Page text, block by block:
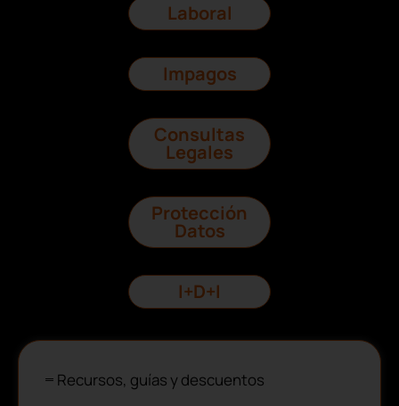
Laboral
Impagos
Consultas
Legales
Protección
Datos
I+D+I
Recursos, guías y descuentos